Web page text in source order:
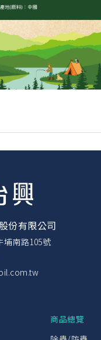
份有限公司
埔南路105號
商品總覽